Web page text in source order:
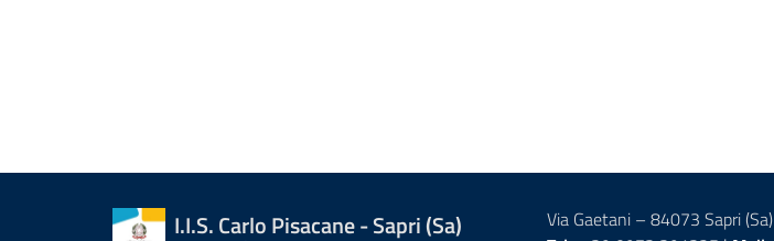
I.I.S. Carlo Pisacane - Sapri (Sa)
Via Gaetani – 84073 Sapri (Sa)